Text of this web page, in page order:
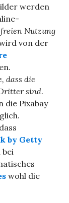
werden
Nutzung
von der
dass die
sind.
die Pixabay
by Getty
bei
wohl die